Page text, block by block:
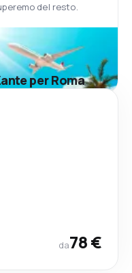
del resto.
per Roma
da78 €